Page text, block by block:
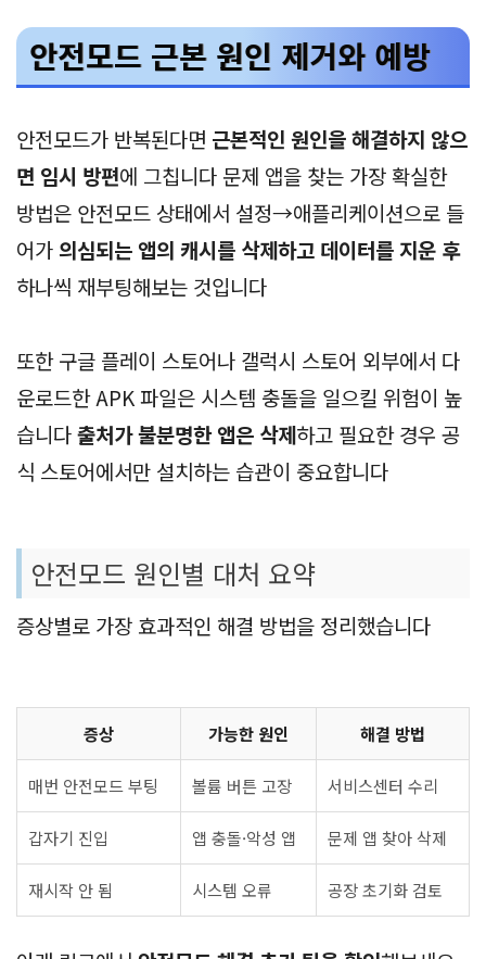
안전모드 근본 원인 제거와 예방
안전모드가 반복된다면 근본적인 원인을 해결하지 않으
면 임시 방편에 그칩니다 문제 앱을 찾는 가장 확실한
방법은 안전모드 상태에서 설정→애플리케이션으로 들
어가 의심되는 앱의 캐시를 삭제하고 데이터를 지운 후
하나씩 재부팅해보는 것입니다
또한 구글 플레이 스토어나 갤럭시 스토어 외부에서 다
운로드한 APK 파일은 시스템 충돌을 일으킬 위험이 높
습니다출처가 불분명한 앱은 삭제하고 필요한 경우 공
식 스토어에서만 설치하는 습관이 중요합니다
안전모드 원인별 대처 요약
증상별로 가장 효과적인 해결 방법을 정리했습니다
증상 가능한 원인 해결 방법
매번 안전모드 부팅 볼륨 버튼 고장 서비스센터 수리
갑자기 진입 앱 충돌·악성 앱 문제 앱 찾아 삭제
재시작 안 됨 시스템 오류 공장 초기화 검토